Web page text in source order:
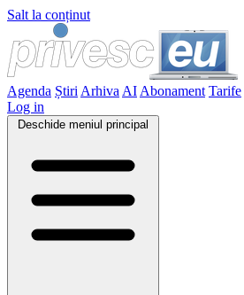
Salt la conținut
Agenda Știri Arhiva AI Abonament Tarife
Log in
Deschide meniul principal